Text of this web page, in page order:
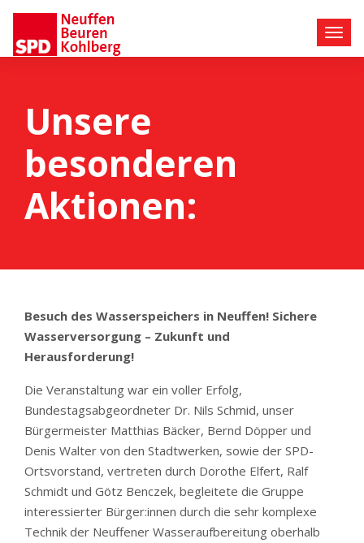
Unsere
besonderen
Aktionen:
Besuch des Wasserspeichers in Neuffen! Sichere
Wasserversorgung – Zukunft und
Herausforderung!
Die Veranstaltung war ein voller Erfolg,
Bundestagsabgeordneter Dr. Nils Schmid, unser
Bürgermeister Matthias Bäcker, Bernd Döpper und
Denis Walter von den Stadtwerken, sowie der SPD-
Ortsvorstand, vertreten durch Dorothe Elfert, Ralf
Schmidt und Götz Benczek, begleitete die Gruppe
interessierter Bürger:innen durch die sehr komplexe
Technik der Neuffener Wasseraufbereitung oberhalb